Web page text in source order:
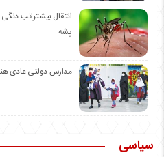
انتقال بیشتر تب
پشه
مدارس دولتی عادی
سیاسی